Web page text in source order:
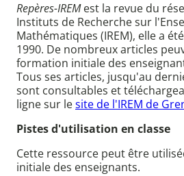
Repères-IREMest la revue du
Instituts de Recherche sur
Mathématiques (IREM), elle a
1990. De nombreux articles
formation initiale des
Tous ses articles, jusqu'au
sont consultables et
ligne sur lesite de l'IREM de
Pistes d'utilisation en classe
Cette ressource peut être
initiale des enseignants.